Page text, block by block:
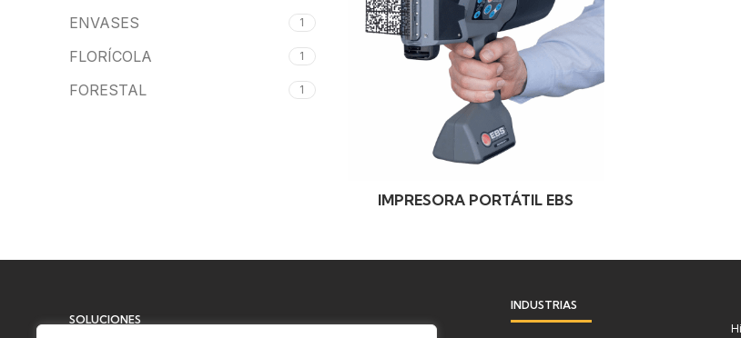
ENVASES 1
FLORÍCOLA 1
FORESTAL 1
IMPRESORA PORTÁTIL EBS
SOLUCIONES
Limpieza e higiene
INDUSTRIAS